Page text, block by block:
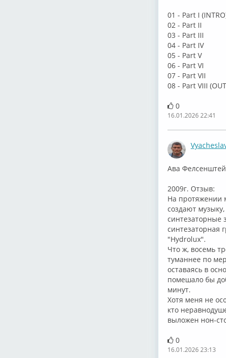
01 - Part I
02 - Part II
03 - Part III
04 - Part IV
05 - Part V
06 - Part VI
07 - Part VII
08 - Part VIII
0
16.01.2026 22:41
⁣Ава
2009г. Отзыв:
На протяжении
создают
синтезаторные
синтезаторная
"⁣Hydrolux".
Что ж, восемь
туманнее по
оставаясь в
помешало бы
минут.
Хотя меня не
кто
выложен нон-
0
16.01.2026 23:13